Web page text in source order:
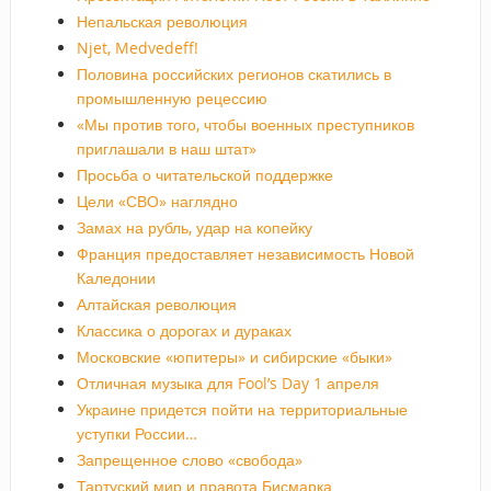
Непальская революция
Njet, Medvedeff!
Половина российских регионов скатились в
промышленную рецессию
«Мы против того, чтобы военных преступников
приглашали в наш штат»
Просьба о читательской поддержке
Цели «СВО» наглядно
Замах на рубль, удар на копейку
Франция предоставляет независимость Новой
Каледонии
Алтайская революция
Классика о дорогах и дураках
Московские «юпитеры» и сибирские «быки»
Отличная музыка для Fool’s Day 1 апреля
Украине придется пойти на территориальные
уступки России…
Запрещенное слово «свобода»
Тартуский мир и правота Бисмарка